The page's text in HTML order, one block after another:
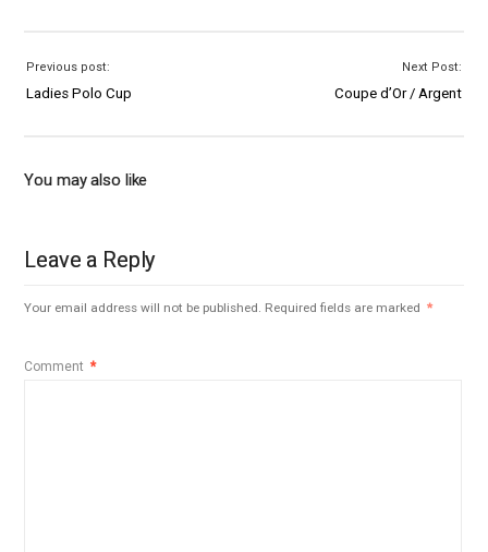
Previous post:
Ladies Polo Cup
Next Post:
Coupe d’Or / Argent
You may also like
Leave a Reply
Your email address will not be published. Required fields are marked *
Comment *